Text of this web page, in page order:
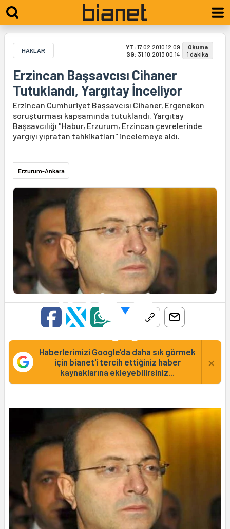
HAKLAR YT: 17.02.2010 12:09
SG: 31.10.2013 00:14
Okuma
1 dakika
Erzincan Başsavcısı Cihaner
Tutuklandı, Yargıtay İnceliyor
Erzincan Cumhuriyet Başsavcısı Cihaner, Ergenekon
soruşturması kapsamında tutuklandı. Yargıtay
Başsavcılığı "Habur, Erzurum, Erzincan çevrelerinde
yargıyı yıpratan tahkikatları" incelemeye aldı.
Erzurum-Ankara
Haberlerimizi Google'da daha sık görmek
için bianet'i tercih ettiğiniz haber
kaynaklarına ekleyebilirsiniz...
×